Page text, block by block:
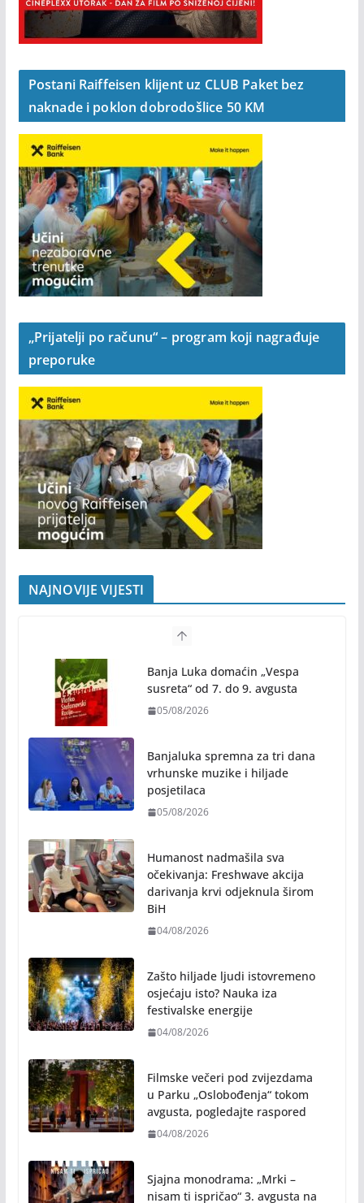
Postani Raiffeisen klijent uz CLUB Paket bez
naknade i poklon dobrodošlice 50 KM
„Prijatelji po računu“ – program koji nagrađuje
preporuke
NAJNOVIJE VIJESTI
Banjaluka spremna za tri dana
vrhunske muzike i hiljade
posjetilaca
05/08/2026
Humanost nadmašila sva
očekivanja: Freshwave akcija
darivanja krvi odjeknula širom
BiH
04/08/2026
Zašto hiljade ljudi istovremeno
osjećaju isto? Nauka iza
festivalske energije
04/08/2026
Filmske večeri pod zvijezdama
u Parku „Oslobođenja“ tokom
avgusta, pogledajte raspored
04/08/2026
Sjajna monodrama: „Mrki –
nisam ti ispričao“ 3. avgusta na